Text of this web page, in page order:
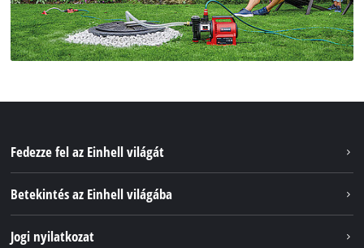
Fedezze fel az Einhell világát
Betekintés az Einhell világába
Jogi nyilatkozat